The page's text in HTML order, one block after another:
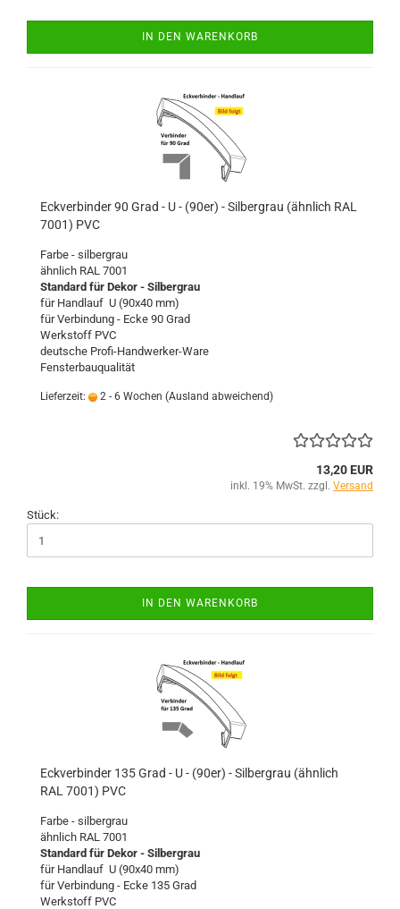
IN DEN WARENKORB
Eckverbinder 90 Grad - U - (90er) - Silbergrau (ähnlich RAL
7001) PVC
Farbe - silbergrau
ähnlich RAL 7001
Standard für Dekor - Silbergrau
für Handlauf U (90x40 mm)
für Verbindung - Ecke 90 Grad
Werkstoff PVC
deutsche Profi-Handwerker-Ware
Fensterbauqualität
Lieferzeit: 2 - 6 Wochen (Ausland abweichend)
13,20 EUR
inkl. 19% MwSt. zzgl. Versand
Stück:
IN DEN WARENKORB
Eckverbinder 135 Grad - U - (90er) - Silbergrau (ähnlich
RAL 7001) PVC
Farbe - silbergrau
ähnlich RAL 7001
Standard für Dekor - Silbergrau
für Handlauf U (90x40 mm)
für Verbindung - Ecke 135 Grad
Werkstoff PVC